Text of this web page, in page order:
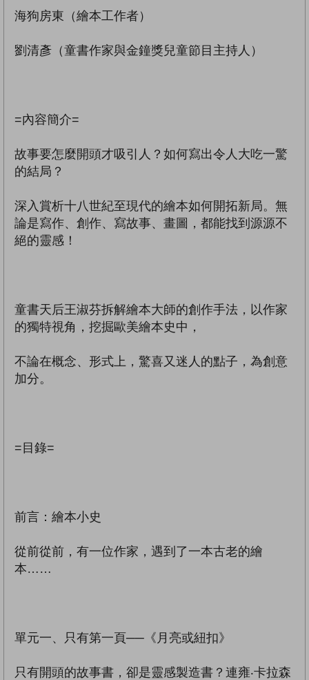
海狗房東（繪本工作者）
劉清彥（童書作家與金鐘獎兒童節目主持人）
=內容簡介=
故事要怎麼開頭才吸引人？如何寫出令人大吃一驚
的結局？
深入賞析十八世紀至現代的繪本如何開拓新局。無
論是寫作、創作、寫故事、畫圖，都能找到源源不
絕的靈感！
童書天后王淑芬拆解繪本大師的創作手法，以作家
的獨特視角，挖掘歐美繪本史中，
不論在概念、形式上，驚喜又迷人的點子，為創意
加分。
=目錄=
前言：繪本小史
從前從前，有一位作家，遇到了一本古老的繪
本……
單元一、只有第一頁──《月亮或紐扣》
只有開頭的故事書，卻是靈感製造書？連雍‧卡拉森